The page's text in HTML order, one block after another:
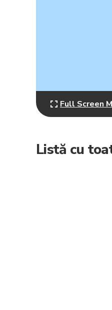
Full Screen
Listă cu